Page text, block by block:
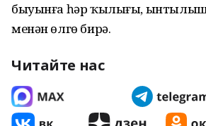
быуынға һәр ҡылығы,
менән өлгө бирә.
Читайте нас